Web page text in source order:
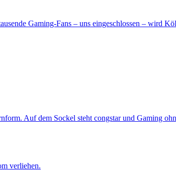
Gaming-Fans – uns eingeschlossen – wird
verliehen.